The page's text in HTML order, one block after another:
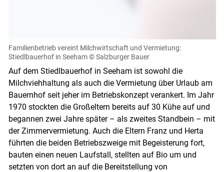
Skip to main content
einsehen und korrigieren
Akzeptieren
Cookies Einstellungen
Familienbetrieb vereint Milchwirtschaft und Vermietung:
Stiedlbauerhof in Seeham © Salzburger Bauer
Auf dem Stiedlbauerhof in Seeham ist sowohl die
Milchviehhaltung als auch die Vermietung über Urlaub am
Bauernhof seit jeher im Betriebskonzept verankert. Im Jahr
1970 stockten die Großeltern bereits auf 30 Kühe auf und
begannen zwei Jahre später – als zweites Standbein – mit
der Zimmervermietung. Auch die Eltern Franz und Herta
führten die beiden Betriebszweige mit Begeisterung fort,
bauten einen neuen Laufstall, stellten auf Bio um und
setzten von dort an auf die Bereitstellung von